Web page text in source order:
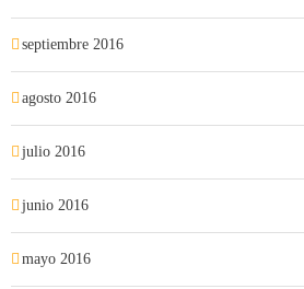
septiembre 2016
agosto 2016
julio 2016
junio 2016
mayo 2016